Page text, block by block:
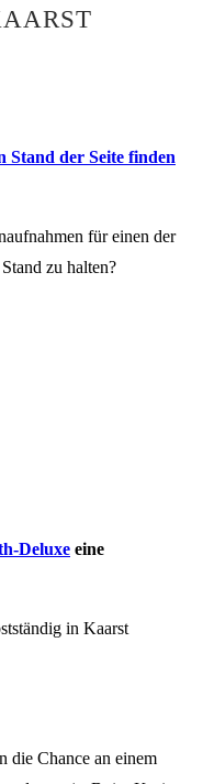
Stand der Seite finden
für einen der
zu halten?
Deluxe eine
die Chance an einem